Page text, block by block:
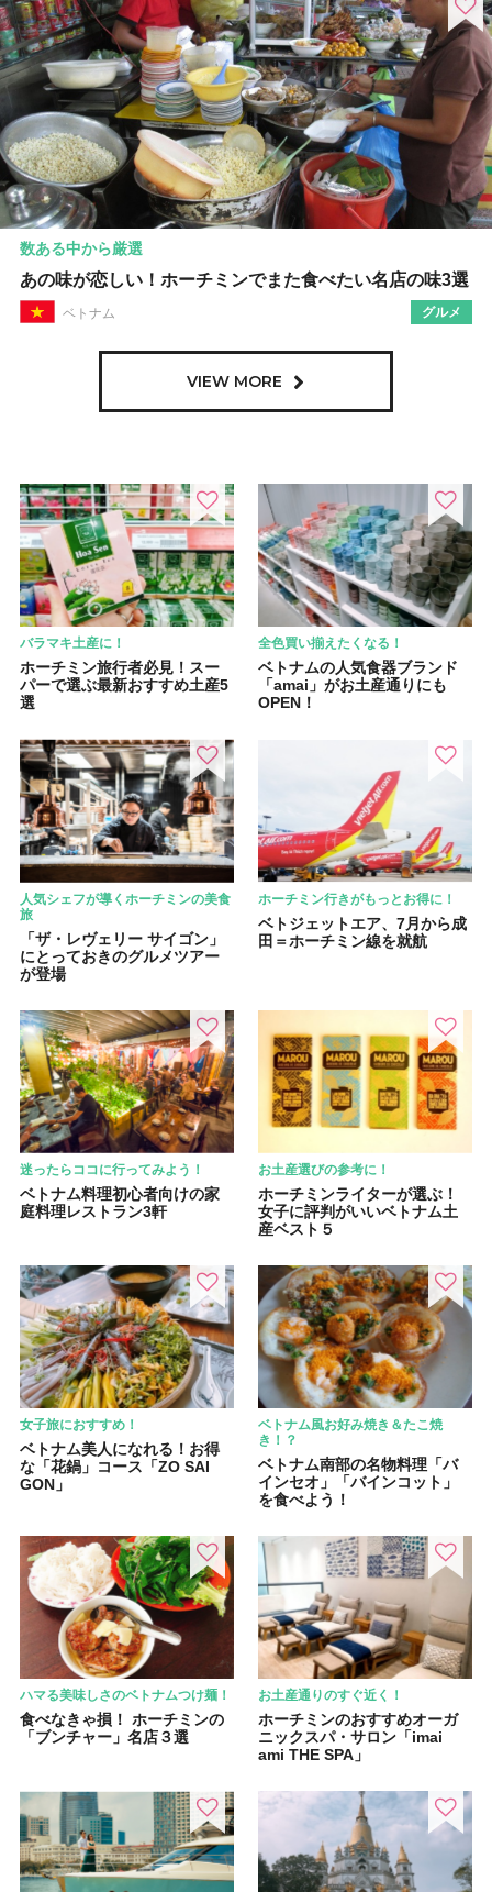
数ある中から厳選
あの味が恋しい！ホーチミンでまた食べたい名店の味3選
ベトナム グルメ
VIEW MORE
バラマキ土産に！
ホーチミン旅行者必見！スー
パーで選ぶ最新おすすめ土産5
選
全色買い揃えたくなる！
ベトナムの人気食器ブランド
「amai」がお土産通りにも
OPEN！
人気シェフが導くホーチミンの美食
旅
「ザ・レヴェリー サイゴン」
にとっておきのグルメツアー
が登場
ホーチミン行きがもっとお得に！
ベトジェットエア、7月から成
田＝ホーチミン線を就航
迷ったらココに行ってみよう！
ベトナム料理初心者向けの家
庭料理レストラン3軒
お土産選びの参考に！
ホーチミンライターが選ぶ！
女子に評判がいいベトナム土
産ベスト５
女子旅におすすめ！
ベトナム美人になれる！お得
な「花鍋」コース「ZO SAI
GON」
ベトナム風お好み焼き＆たこ焼
き！？
ベトナム南部の名物料理「バ
インセオ」「バインコット」
を食べよう！
ハマる美味しさのベトナムつけ麺！
食べなきゃ損！ ホーチミンの
「ブンチャー」名店３選
お土産通りのすぐ近く！
ホーチミンのおすすめオーガ
ニックスパ・サロン「imai
ami THE SPA」